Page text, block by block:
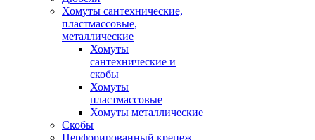
Хомуты сантехнические,
пластмассовые,
металлические
Хомуты
сантехнические и
скобы
Хомуты
пластмассовые
Хомуты металлические
Скобы
Перфорированный крепеж